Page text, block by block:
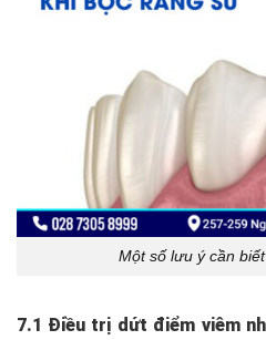
Một số lưu ý cần
7.1 Điều trị dứt điểm viêm